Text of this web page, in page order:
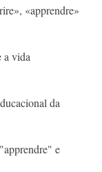
«apprendre»
a vida
da
e